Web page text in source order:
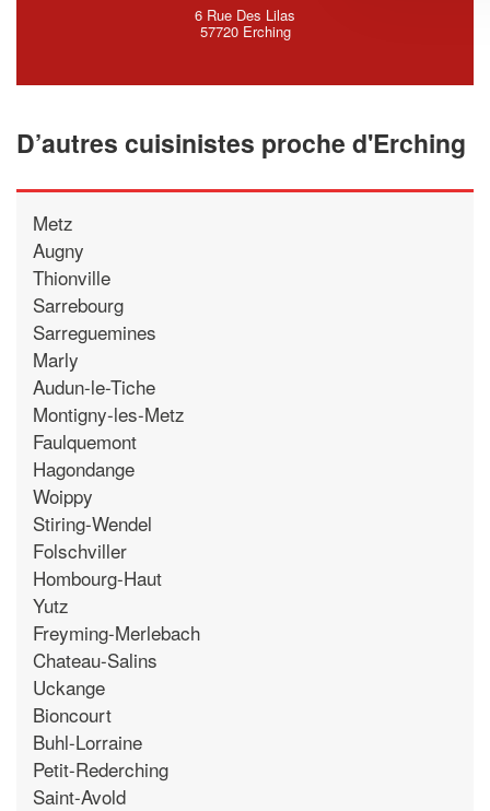
6 Rue Des Lilas
57720 Erching
D’autres cuisinistes proche d'Erching
Metz
Augny
Thionville
Sarrebourg
Sarreguemines
Marly
Audun-le-Tiche
Montigny-les-Metz
Faulquemont
Hagondange
Woippy
Stiring-Wendel
Folschviller
Hombourg-Haut
Yutz
Freyming-Merlebach
Chateau-Salins
Uckange
Bioncourt
Buhl-Lorraine
Petit-Rederching
Saint-Avold